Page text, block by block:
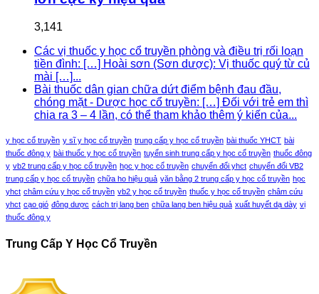
3,141
Các vị thuốc y học cổ truyền phòng và điều trị rối loạn
tiền đình: […] Hoài sơn (Sơn dược): Vị thuốc quý từ củ
mài […]...
Bài thuốc dân gian chữa dứt điểm bệnh đau đầu,
chóng mặt - Dược học cổ truyền: […] Đối với trẻ em thì
chia ra 3 – 4 lần, có thể tham khảo thêm ý kiến của...
y học cổ truyền y sĩ y học cổ truyền trung cấp y học cổ truyền bài thuốc YHCT bài
thuốc đông y bài thuốc y học cổ truyền tuyển sinh trung cấp y học cổ truyền thuốc đông
y vb2 trung cấp y học cổ truyền học y học cổ truyền chuyển đổi yhct chuyển đổi VB2
trung cấp y học cổ truyền chữa ho hiệu quả văn bằng 2 trung cấp y học cổ truyền học
yhct châm cứu y học cổ truyền vb2 y học cổ truyền thuốc y học cổ truyền châm cứu
yhct cạo gió đông dược cách trị lang ben chữa lang ben hiệu quả xuất huyết dạ dày vị
thuốc đông y
Trung Cấp Y Học Cổ Truyền